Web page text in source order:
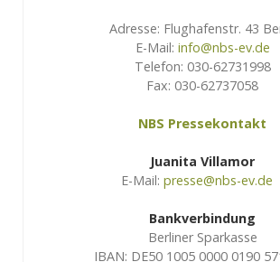
Adresse: Flughafenstr. 43
E-Mail: info@nbs-ev.de
Telefon: 030-62731998
Fax: 030-62737058
NBS Pressekontakt
Juanita Villamor
E-Mail: presse@nbs-ev.de
Bankverbindung
Berliner Sparkasse
IBAN: DE50 1005 0000 0190